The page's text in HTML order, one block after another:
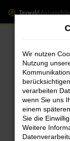
Zum
Hauptinhalt
Beim Laden
Hier sind
Laden
deine
Wir nutzen
Nutzung
verarbeiten
wenn Sie uns
einem
Sie die
Weitere